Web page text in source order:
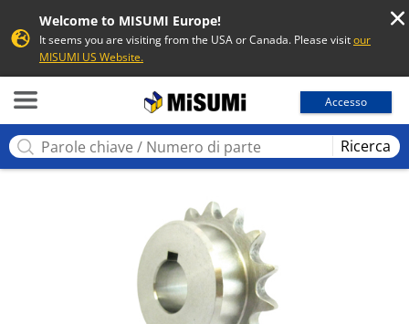
Welcome to MISUMI Europe!
It seems you are visiting from the USA or Canada. Please visitour
MISUMI US Website.
Accesso
Ricerca